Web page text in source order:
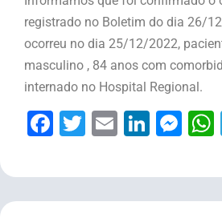
registrado no Boletim do dia 26/
ocorreu no dia 25/12/2022,
masculino , 84 anos com
internado no Hospital Regional.
Facebook
Twitter
Email